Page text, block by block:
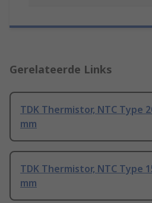
Gerelateerde Links
TDK Thermistor, NTC Type
mm
TDK Thermistor, NTC Type
mm